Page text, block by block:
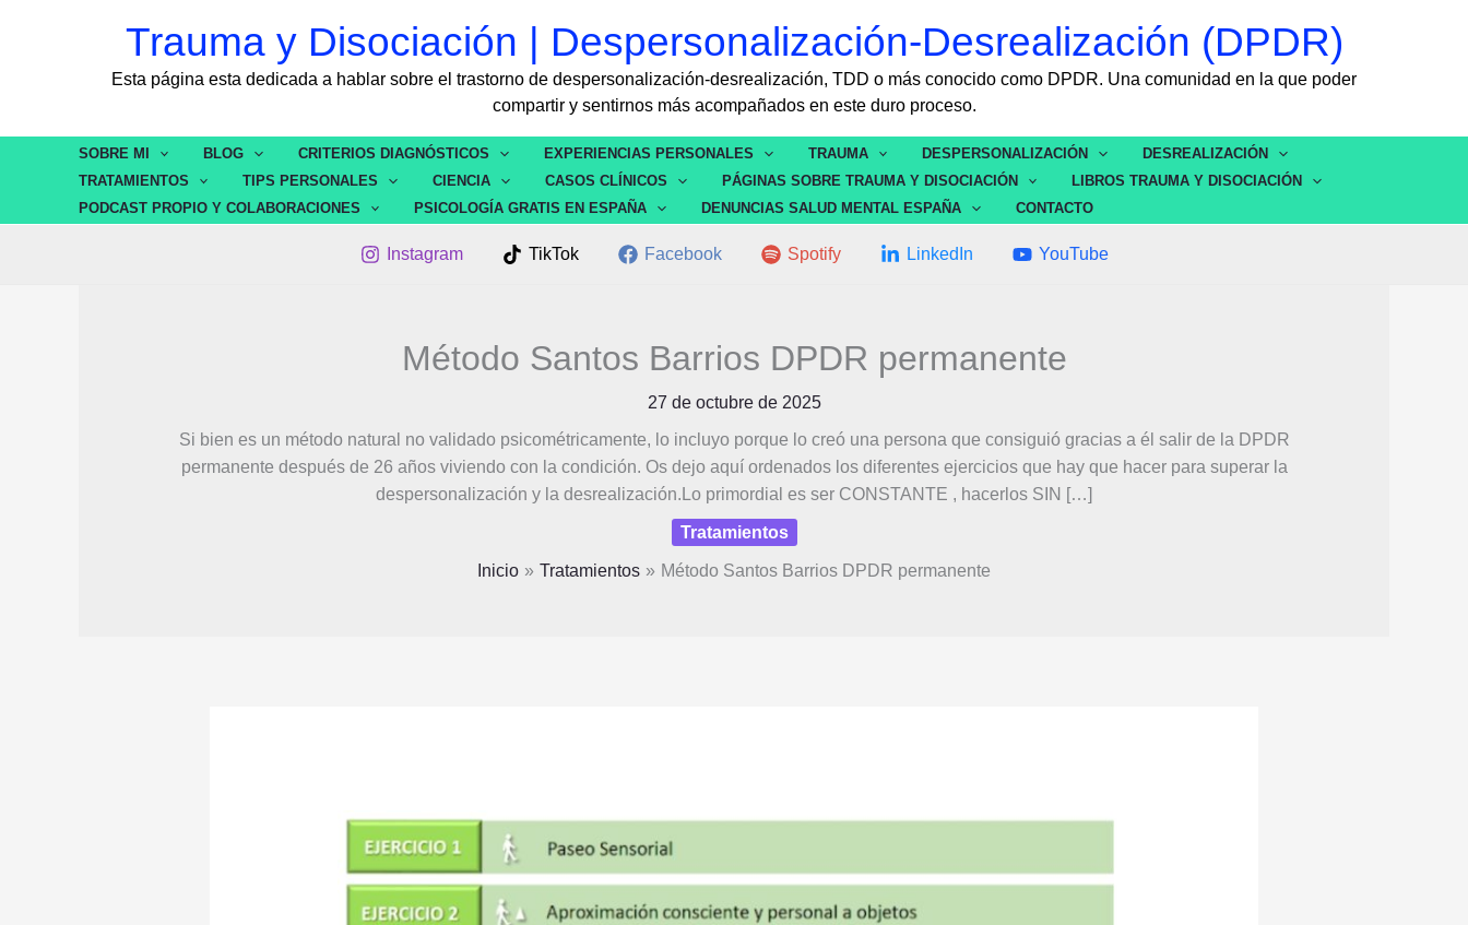
Trauma y Disociación | Despersonalización-Desrealización (DPDR)
Esta página esta dedicada a hablar sobre el trastorno de despersonalización-desrealización, TDD o más conocido como DPDR. Una comunidad en la que poder
compartir y sentirnos más acompañados en este duro proceso.
SOBRE MI BLOG CRITERIOS DIAGNÓSTICOS EXPERIENCIAS PERSONALES TRAUMA DESPERSONALIZACIÓN
DESREALIZACIÓN
TRATAMIENTOS
TIPS PERSONALES CIENCIA CASOS CLÍNICOS PÁGINAS SOBRE TRAUMA Y DISOCIACIÓN
LIBROS TRAUMA Y DISOCIACIÓN
PODCAST PROPIO Y COLABORACIONES
PSICOLOGÍA GRATIS EN ESPAÑA DENUNCIAS SALUD MENTAL ESPAÑA CONTACTO
Instagram TikTok Facebook Spotify LinkedIn YouTube
Método Santos Barrios DPDR permanente
27 de octubre de 2025
Si bien es un método natural no validado psicométricamente, lo incluyo porque lo creó una persona que consiguió gracias a él salir de la DPDR
permanente después de 26 años viviendo con la condición. Os dejo aquí ordenados los diferentes ejercicios que hay que hacer para superar la
despersonalización y la desrealización.Lo primordial es ser CONSTANTE , hacerlos SIN […]
Tratamientos
Inicio Tratamientos Método Santos Barrios DPDR permanente